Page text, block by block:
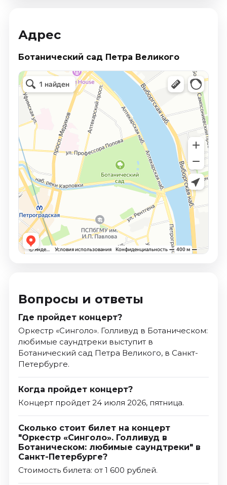
Адрес
Ботанический сад Петра Великого
Вопросы и ответы
Где пройдет концерт?
Оркестр «Синголо». Голливуд в Ботаническом:
любимые саундтреки выступит в
Ботанический сад Петра Великого, в Санкт-
Петербурге.
Когда пройдет концерт?
Концерт пройдет 24 июля 2026, пятница.
Сколько стоит билет на концерт
"Оркестр «Синголо». Голливуд в
Ботаническом: любимые саундтреки" в
Санкт-Петербурге?
Стоимость билета: от 1 600 рублей.